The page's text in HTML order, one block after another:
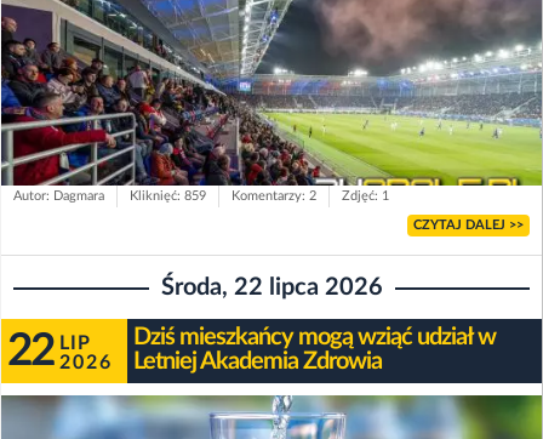
Autor: Dagmara Kliknięć: 859 Komentarzy: 2 Zdjęć: 1
CZYTAJ DALEJ >>
Środa, 22 lipca 2026
22 LIP
2026
Dziś mieszkańcy mogą wziąć udział w
Letniej Akademia Zdrowia